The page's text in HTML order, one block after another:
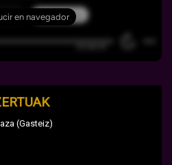
(Gasteiz)